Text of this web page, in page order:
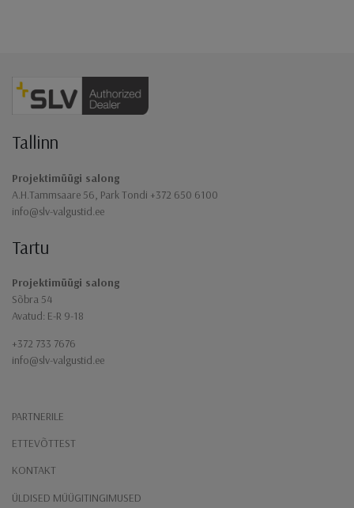
Jaluse navigatsioon
Tallinn
Projektimüügi salong
A.H.Tammsaare 56, Park Tondi +372 650 6100
info@slv-valgustid.ee
Tartu
Projektimüügi salong
Sõbra 54
Avatud: E-R 9-18
+372 733 7676
info@slv-valgustid.ee
PARTNERILE
ETTEVÕTTEST
KONTAKT
ÜLDISED MÜÜGITINGIMUSED